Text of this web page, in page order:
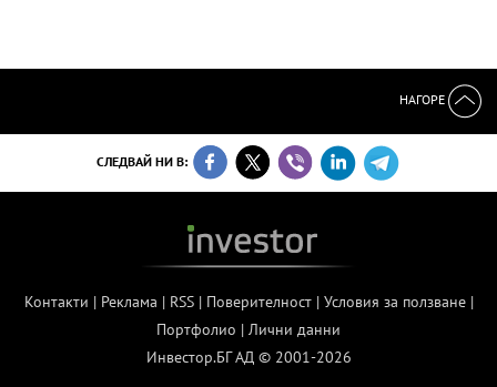
НАГОРЕ
СЛЕДВАЙ НИ В:
Контакти | Реклама | RSS| Поверителност| Условия за ползване|
Портфолио | Лични данни
Инвестор.БГ АД © 2001-2026